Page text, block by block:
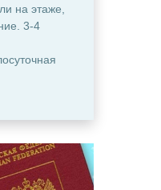
на этаже,
3-4